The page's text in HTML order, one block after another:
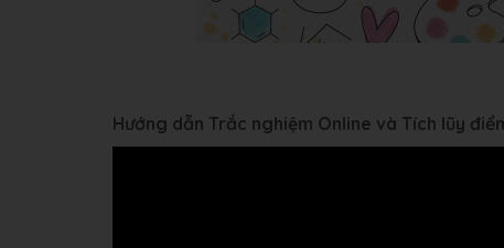
Hướng dẫn Trắc nghiệm Online và Tích lũy